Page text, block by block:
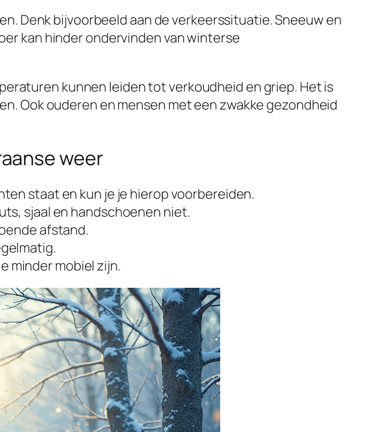
Denk bijvoorbeeld aan de verkeerssituatie. Sneeuw en
kan hinder ondervinden van winterse
kunnen leiden tot verkoudheid en griep. Het is
Ook ouderen en mensen met een zwakke gezondheid
weer
staat en kun je je hierop voorbereiden.
sjaal en handschoenen niet.
afstand.
minder mobiel zijn.